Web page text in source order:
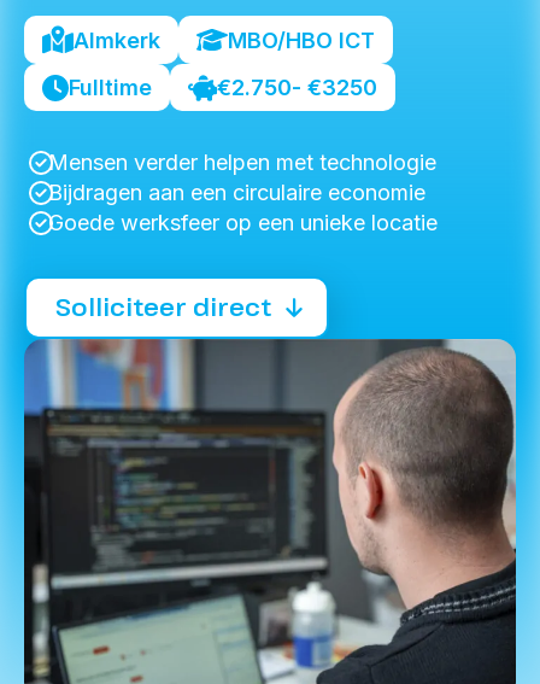
Almkerk
MBO/HBO ICT
Fulltime
€2.750- €3250
Mensen verder helpen met technologie
Bijdragen aan een circulaire economie
Goede werksfeer op een unieke locatie
Solliciteer direct